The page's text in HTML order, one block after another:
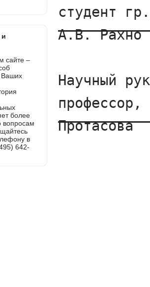
и
сайте –
Ваших
более
вопросам
в
642-